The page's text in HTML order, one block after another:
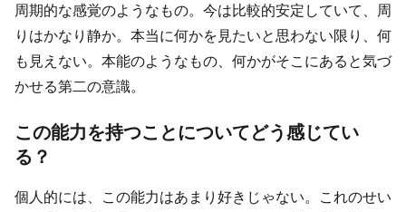
周期的な感覚のようなもの。今は比較的安定していて、周
りはかなり静か。本当に何かを見たいと思わない限り、何
も見えない。本能のようなもの、何かがそこにあると気づ
かせる第二の意識。
この能力を持つことについてどう感じてい
る？
個人的には、この能力はあまり好きじゃない。これのせい